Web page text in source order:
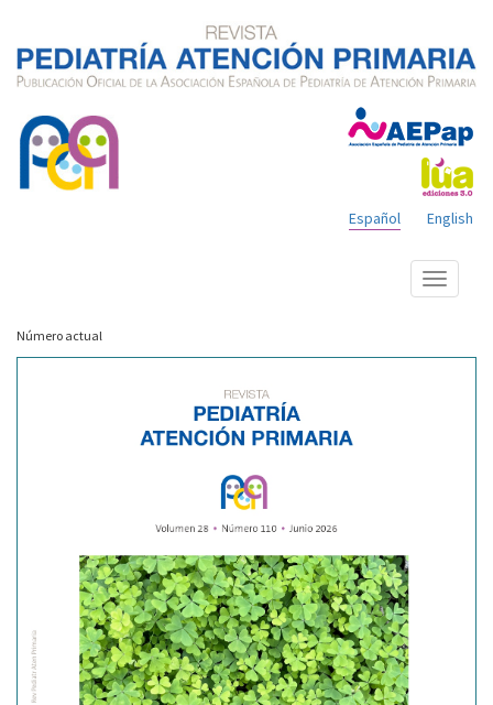
English
Español
Mostrar
menú
Número actual